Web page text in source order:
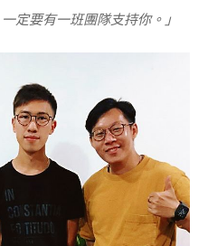
定要有一班團隊支持你。 」